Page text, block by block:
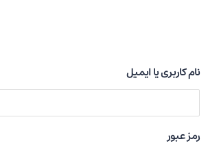
نام کاربری یا ایمیل
رمز عبور